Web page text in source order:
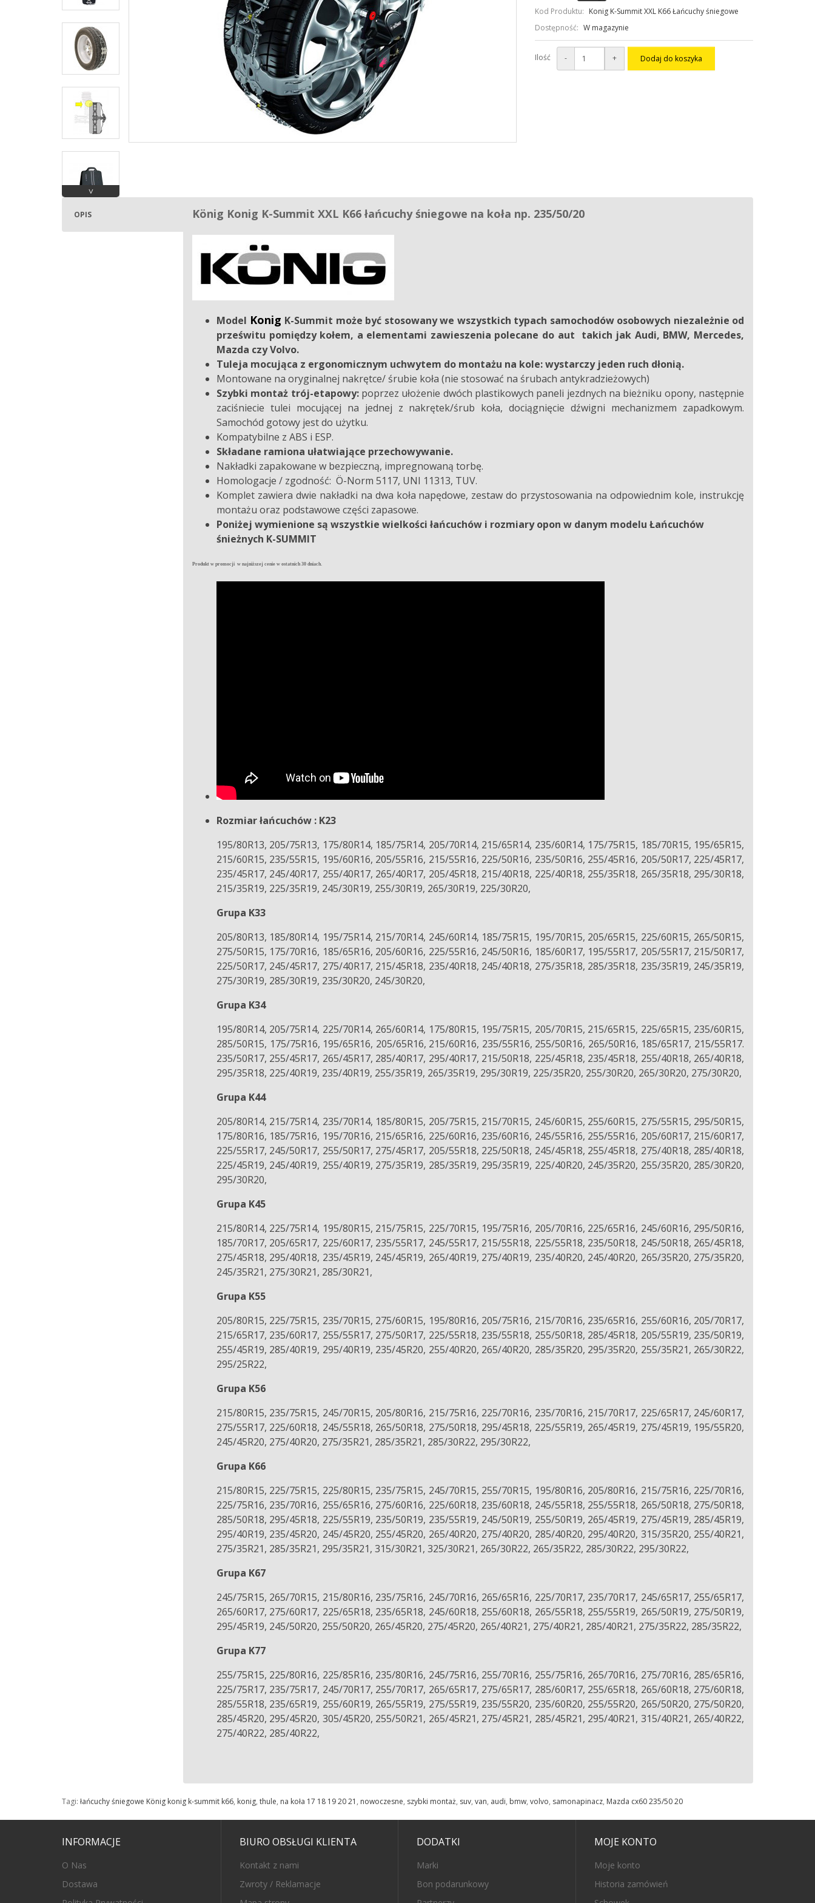
˅
Kod Produktu: Konig K-Summit XXL K66 Łańcuchy śniegowe
Dostępność: W magazynie
Ilość - + Dodaj do koszyka
OPIS König Konig K-Summit XXL K66 łańcuchy śniegowe na koła np. 235/50/20
Model Konig K-Summit może być stosowany we wszystkich typach samochodów osobowych niezależnie od
prześwitu pomiędzy kołem, a elementami zawieszenia polecane do aut takich jak Audi, BMW, Mercedes,
Mazda czy Volvo.
Tuleja mocująca z ergonomicznym uchwytem do montażu na kole: wystarczy jeden ruch dłonią.
Montowane na oryginalnej nakrętce/ śrubie koła (nie stosować na śrubach antykradzieżowych)
Szybki montaż trój-etapowy:poprzez ułożenie dwóch plastikowych paneli jezdnych na bieżniku opony, następnie
zaciśniecie tulei mocującej na jednej z nakrętek/śrub koła, dociągnięcie dźwigni mechanizmem zapadkowym.
Samochód gotowy jest do użytku.
Kompatybilne z ABS i ESP.
Składane ramiona ułatwiające przechowywanie.
Nakładki zapakowane w bezpieczną, impregnowaną torbę.
Homologacje / zgodność: Ö-Norm 5117, UNI 11313, TUV.
Komplet zawiera dwie nakładki na dwa koła napędowe, zestaw do przystosowania na odpowiednim kole, instrukcję
montażu oraz podstawowe części zapasowe.
Poniżej wymienione są wszystkie wielkości łańcuchów i rozmiary opon w danym modelu Łańcuchów
śnieżnych K-SUMMIT
Produkt w promocji w najniższej cenie w ostatnich 30 dniach.
Rozmiar łańcuchów : K23
195/80R13, 205/75R13, 175/80R14, 185/75R14, 205/70R14, 215/65R14, 235/60R14, 175/75R15, 185/70R15, 195/65R15,
215/60R15, 235/55R15, 195/60R16, 205/55R16, 215/55R16, 225/50R16, 235/50R16, 255/45R16, 205/50R17, 225/45R17,
235/45R17, 245/40R17, 255/40R17, 265/40R17, 205/45R18, 215/40R18, 225/40R18, 255/35R18, 265/35R18, 295/30R18,
215/35R19, 225/35R19, 245/30R19, 255/30R19, 265/30R19, 225/30R20,
Grupa K33
205/80R13, 185/80R14, 195/75R14, 215/70R14, 245/60R14, 185/75R15, 195/70R15, 205/65R15, 225/60R15, 265/50R15,
275/50R15, 175/70R16, 185/65R16, 205/60R16, 225/55R16, 245/50R16, 185/60R17, 195/55R17, 205/55R17, 215/50R17,
225/50R17, 245/45R17, 275/40R17, 215/45R18, 235/40R18, 245/40R18, 275/35R18, 285/35R18, 235/35R19, 245/35R19,
275/30R19, 285/30R19, 235/30R20, 245/30R20,
Grupa K34
195/80R14, 205/75R14, 225/70R14, 265/60R14, 175/80R15, 195/75R15, 205/70R15, 215/65R15, 225/65R15, 235/60R15,
285/50R15, 175/75R16, 195/65R16, 205/65R16, 215/60R16, 235/55R16, 255/50R16, 265/50R16, 185/65R17, 215/55R17.
235/50R17, 255/45R17, 265/45R17, 285/40R17, 295/40R17, 215/50R18, 225/45R18, 235/45R18, 255/40R18, 265/40R18,
295/35R18, 225/40R19, 235/40R19, 255/35R19, 265/35R19, 295/30R19, 225/35R20, 255/30R20, 265/30R20, 275/30R20,
Grupa K44
205/80R14, 215/75R14, 235/70R14, 185/80R15, 205/75R15, 215/70R15, 245/60R15, 255/60R15, 275/55R15, 295/50R15,
175/80R16, 185/75R16, 195/70R16, 215/65R16, 225/60R16, 235/60R16, 245/55R16, 255/55R16, 205/60R17, 215/60R17,
225/55R17, 245/50R17, 255/50R17, 275/45R17, 205/55R18, 225/50R18, 245/45R18, 255/45R18, 275/40R18, 285/40R18,
225/45R19, 245/40R19, 255/40R19, 275/35R19, 285/35R19, 295/35R19, 225/40R20, 245/35R20, 255/35R20, 285/30R20,
295/30R20,
Grupa K45
215/80R14, 225/75R14, 195/80R15, 215/75R15, 225/70R15, 195/75R16, 205/70R16, 225/65R16, 245/60R16, 295/50R16,
185/70R17, 205/65R17, 225/60R17, 235/55R17, 245/55R17, 215/55R18, 225/55R18, 235/50R18, 245/50R18, 265/45R18,
275/45R18, 295/40R18, 235/45R19, 245/45R19, 265/40R19, 275/40R19, 235/40R20, 245/40R20, 265/35R20, 275/35R20,
245/35R21, 275/30R21, 285/30R21,
Grupa K55
205/80R15, 225/75R15, 235/70R15, 275/60R15, 195/80R16, 205/75R16, 215/70R16, 235/65R16, 255/60R16, 205/70R17,
215/65R17, 235/60R17, 255/55R17, 275/50R17, 225/55R18, 235/55R18, 255/50R18, 285/45R18, 205/55R19, 235/50R19,
255/45R19, 285/40R19, 295/40R19, 235/45R20, 255/40R20, 265/40R20, 285/35R20, 295/35R20, 255/35R21, 265/30R22,
295/25R22,
Grupa K56
215/80R15, 235/75R15, 245/70R15, 205/80R16, 215/75R16, 225/70R16, 235/70R16, 215/70R17, 225/65R17, 245/60R17,
275/55R17, 225/60R18, 245/55R18, 265/50R18, 275/50R18, 295/45R18, 225/55R19, 265/45R19, 275/45R19, 195/55R20,
245/45R20, 275/40R20, 275/35R21, 285/35R21, 285/30R22, 295/30R22,
Grupa K66
215/80R15, 225/75R15, 225/80R15, 235/75R15, 245/70R15, 255/70R15, 195/80R16, 205/80R16, 215/75R16, 225/70R16,
225/75R16, 235/70R16, 255/65R16, 275/60R16, 225/60R18, 235/60R18, 245/55R18, 255/55R18, 265/50R18, 275/50R18,
285/50R18, 295/45R18, 225/55R19, 235/50R19, 235/55R19, 245/50R19, 255/50R19, 265/45R19, 275/45R19, 285/45R19,
295/40R19, 235/45R20, 245/45R20, 255/45R20, 265/40R20, 275/40R20, 285/40R20, 295/40R20, 315/35R20, 255/40R21,
275/35R21, 285/35R21, 295/35R21, 315/30R21, 325/30R21, 265/30R22, 265/35R22, 285/30R22, 295/30R22,
Grupa K67
245/75R15, 265/70R15, 215/80R16, 235/75R16, 245/70R16, 265/65R16, 225/70R17, 235/70R17, 245/65R17, 255/65R17,
265/60R17, 275/60R17, 225/65R18, 235/65R18, 245/60R18, 255/60R18, 265/55R18, 255/55R19, 265/50R19, 275/50R19,
295/45R19, 245/50R20, 255/50R20, 265/45R20, 275/45R20, 265/40R21, 275/40R21, 285/40R21, 275/35R22, 285/35R22,
Grupa K77
255/75R15, 225/80R16, 225/85R16, 235/80R16, 245/75R16, 255/70R16, 255/75R16, 265/70R16, 275/70R16, 285/65R16,
225/75R17, 235/75R17, 245/70R17, 255/70R17, 265/65R17, 275/65R17, 285/60R17, 255/65R18, 265/60R18, 275/60R18,
285/55R18, 235/65R19, 255/60R19, 265/55R19, 275/55R19, 235/55R20, 235/60R20, 255/55R20, 265/50R20, 275/50R20,
285/45R20, 295/45R20, 305/45R20, 255/50R21, 265/45R21, 275/45R21, 285/45R21, 295/40R21, 315/40R21, 265/40R22,
275/40R22, 285/40R22,
Tagi: łańcuchy śniegowe König konig k-summit k66, konig, thule, na koła 17 18 19 20 21 , nowoczesne, szybki montaż, suv, van, audi, bmw, volvo, samonapinacz, Mazda cx60 235/50 20
INFORMACJE
O Nas
Dostawa
BIURO OBSŁUGI KLIENTA
Kontakt z nami
Zwroty / Reklamacje
DODATKI
Marki
Bon podarunkowy
MOJE KONTO
Moje konto
Historia zamówień